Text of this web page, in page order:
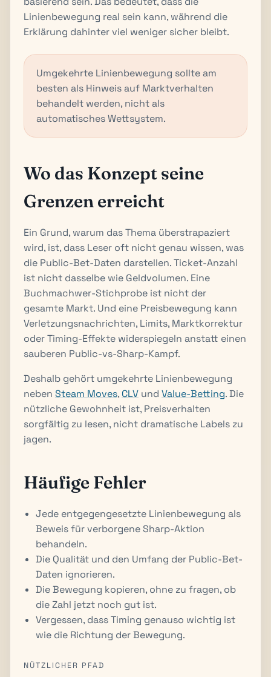
Linienbewegung real sein kann, während die
Erklärung dahinter viel weniger sicher bleibt.
Umgekehrte Linienbewegung sollte am
besten als Hinweis auf Marktverhalten
behandelt werden, nicht als
automatisches Wettsystem.
Wo das Konzept seine
Grenzen erreicht
Ein Grund, warum das Thema überstrapaziert
wird, ist, dass Leser oft nicht genau wissen, was
die Public-Bet-Daten darstellen. Ticket-Anzahl
ist nicht dasselbe wie Geldvolumen. Eine
Buchmachwer-Stichprobe ist nicht der
gesamte Markt. Und eine Preisbewegung kann
Verletzungsnachrichten, Limits, Marktkorrektur
oder Timing-Effekte widerspiegeln anstatt einen
sauberen Public-vs-Sharp-Kampf.
Deshalb gehört umgekehrte Linienbewegung
neben Steam Moves, CLV und Value-Betting. Die
nützliche Gewohnheit ist, Preisverhalten
sorgfältig zu lesen, nicht dramatische Labels zu
jagen.
Häufige Fehler
Jede entgegengesetzte Linienbewegung als
Beweis für verborgene Sharp-Aktion
behandeln.
Die Qualität und den Umfang der Public-Bet-
Daten ignorieren.
Die Bewegung kopieren, ohne zu fragen, ob
die Zahl jetzt noch gut ist.
Vergessen, dass Timing genauso wichtig ist
wie die Richtung der Bewegung.
NÜTZLICHER PFAD